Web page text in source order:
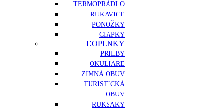
TERMOPRÁDLO
RUKAVICE
PONOŽKY
ČIAPKY
DOPLNKY
PRILBY
OKULIARE
ZIMNÁ OBUV
TURISTICKÁ
OBUV
RUKSAKY